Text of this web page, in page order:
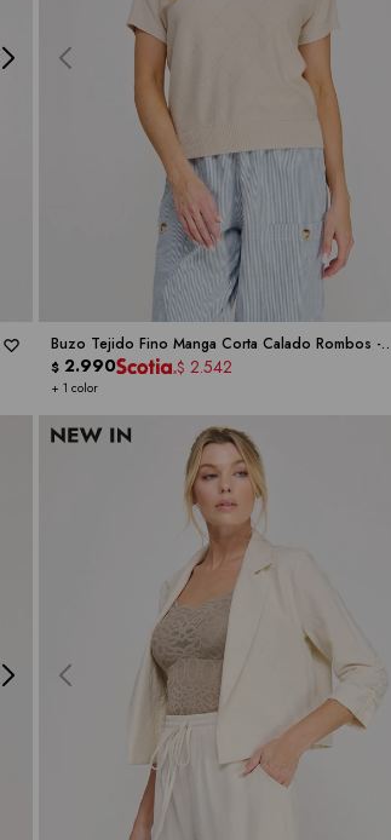
Buzo Tejido Fino Manga Corta Calado Rombos -
ALLIE ROSE
+ 1 color
$ 2.990 $ 2.542